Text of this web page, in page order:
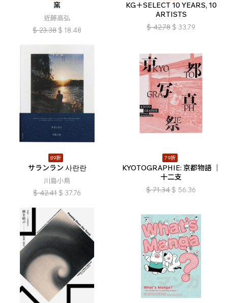
窯
近藤高弘
$ 23.38 $ 18.48
KG＋SELECT 10 YEARS, 10
ARTISTS
$ 42.78 $ 33.79
89折
サランラン 사란란
川島小鳥
$ 42.41 $ 37.76
79折
KYOTOGRAPHIE: 京都物語 ｜
十二支
$ 71.34 $ 56.36